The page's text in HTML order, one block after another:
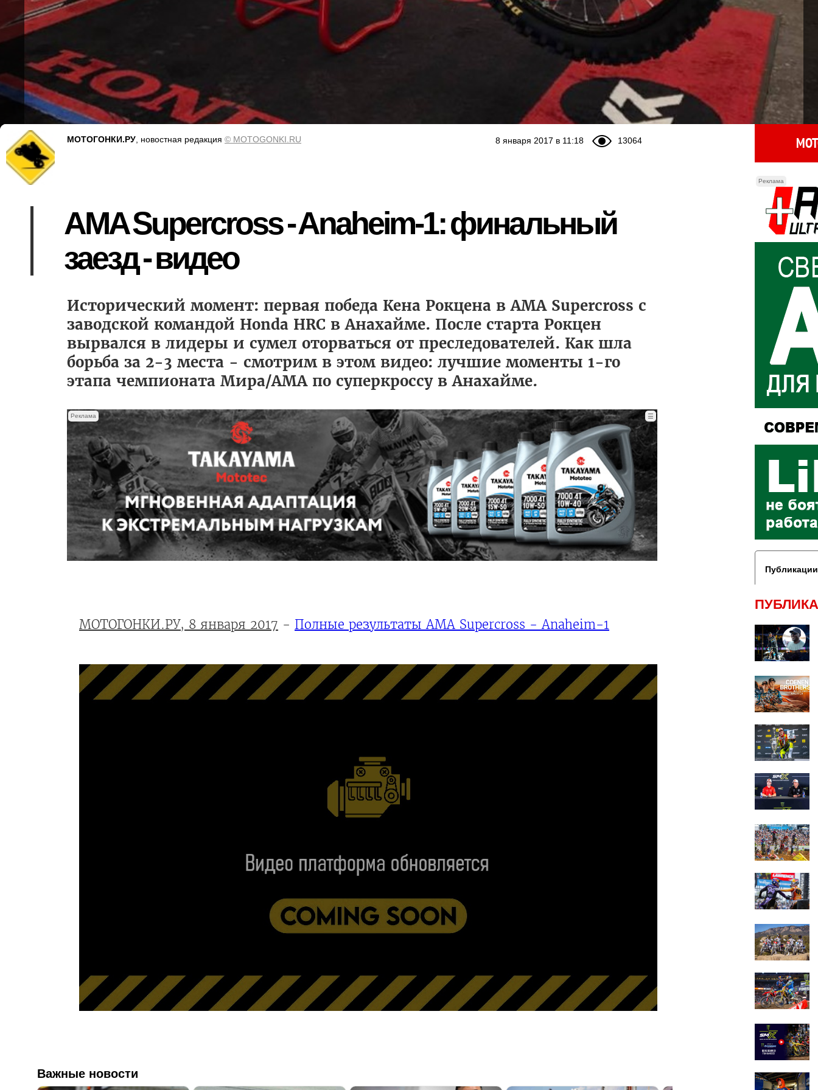
Реклама
13064
8 января 2017 в 11:18
МОТОГОНКИ.РУ , новостная редакция © MOTOGONKI.RU
AMA Supercross - Anaheim-1: финальный
заезд - видео
Исторический момент: первая победа Кена Рокцена в AMA Supercross с
заводской командой Honda HRC в Анахайме. После старта Рокцен
вырвался в лидеры и сумел оторваться от преследователей. Как шла
борьба за 2-3 места - смотрим в этом видео: лучшие моменты 1-го
этапа чемпионата Мира/AMA по суперкроссу в Анахайме.
Реклама ☰
МОТОГОНКИ.РУ, 8 января 2017 - Полные результаты AMA Supercross - Anaheim-1
Важные новости